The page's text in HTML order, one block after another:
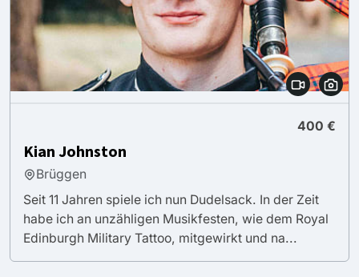
400 €
Kian Johnston
Brüggen
Seit 11 Jahren spiele ich nun Dudelsack. In der Zeit
habe ich an unzähligen Musikfesten, wie dem Royal
Edinburgh Military Tattoo, mitgewirkt und na...